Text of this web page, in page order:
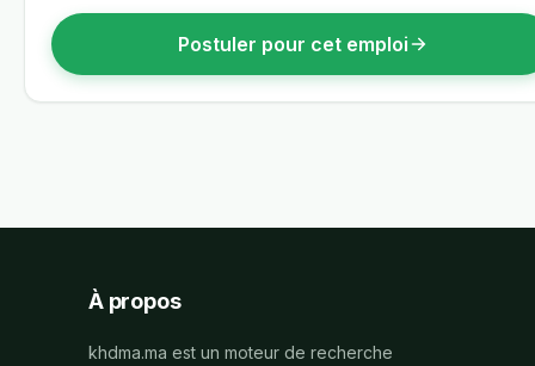
Postuler pour cet emploi
À propos
khdma.ma est un moteur de recherche